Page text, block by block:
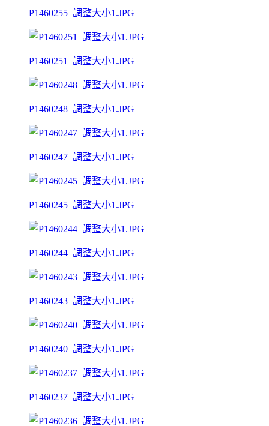
P1460255_調整大小1.JPG
P1460251_調整大小1.JPG
P1460248_調整大小1.JPG
P1460247_調整大小1.JPG
P1460245_調整大小1.JPG
P1460244_調整大小1.JPG
P1460243_調整大小1.JPG
P1460240_調整大小1.JPG
P1460237_調整大小1.JPG